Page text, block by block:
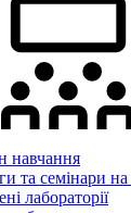
навчання
та семінари
лабораторії